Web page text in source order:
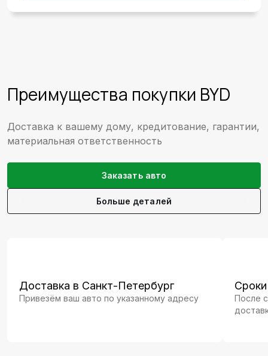
Преимущества покупки BYD
Доставка к вашему дому, кредитование, гарантии,
материальная ответственность
Заказать авто
Больше деталей
Доставка в Санкт-Петербург
Привезём ваш авто по указанному адресу
После